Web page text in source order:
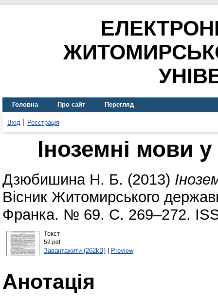
Головна Про сайт Перегляд
Вхід Реєстрація
Іноземні мови у
Дзюбишина Н. Б. (2013)
Вісник Житомирського
Франка. № 69. С. 269–272.
Текст
52.pdf
Завантажити (262kB)| Preview
Анотація